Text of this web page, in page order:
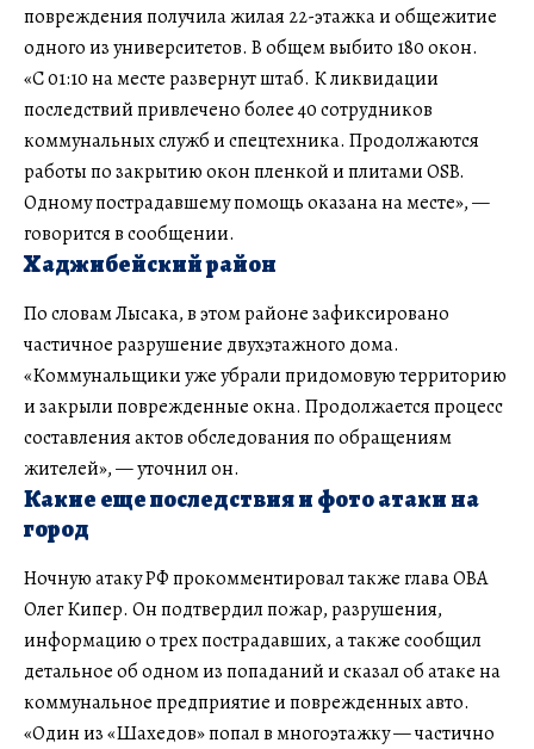
повреждения получила жилая 22-этажка и общежитие
одного из университетов. В общем выбито 180 окон.
«С 01:10 на месте развернут штаб. К ликвидации
последствий привлечено более 40 сотрудников
коммунальных служб и спецтехника. Продолжаются
работы по закрытию окон пленкой и плитами OSB.
Одному пострадавшему помощь оказана на месте», —
говорится в сообщении.
Хаджибейский район
По словам Лысака, в этом районе зафиксировано
частичное разрушение двухэтажного дома.
«Коммунальщики уже убрали придомовую территорию
и закрыли поврежденные окна. Продолжается процесс
составления актов обследования по обращениям
жителей», — уточнил он.
Какие еще последствия и фото атаки на
город
Ночную атаку РФ прокомментировал также глава ОВА
Олег Кипер. Он подтвердил пожар, разрушения,
информацию о трех пострадавших, а также сообщил
детальное об одном из попаданий и сказал об атаке на
коммунальное предприятие и поврежденных авто.
«Один из «Шахедов» попал в многоэтажку — частично